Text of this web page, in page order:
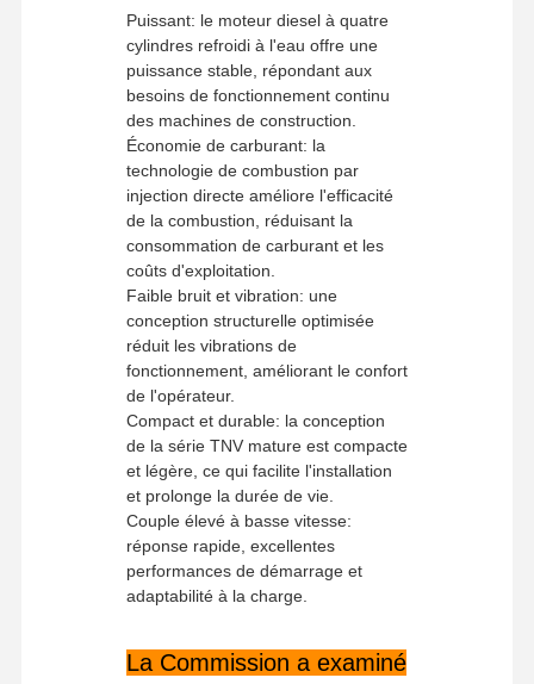
Accueil Produits
Le Spectacle
VR
À Propos De
Visite De
L'usine
Contrôle
Qualité
Contactez-
Nous
Nouvelles
Les Affaires
Perkins Engine
Moteur Kubota
Moteur Isuzu
Moteur Cummins
moteur diesel
Système de
combustion
Injection directe
Méthode de
prise
Aspiré naturellement
Quantité
minimale de
commande
1 pièce
Méthodes de
paiement
Western Union, T/T
Méthodes de
transport
UPS / DHL / EMS /
TNT / FedEx
Puissant: le moteur diesel à quatre
cylindres refroidi à l'eau offre une
puissance stable, répondant aux
besoins de fonctionnement continu
des machines de construction.
Économie de carburant: la
technologie de combustion par
injection directe améliore l'efficacité
de la combustion, réduisant la
consommation de carburant et les
coûts d'exploitation.
Faible bruit et vibration: une
conception structurelle optimisée
réduit les vibrations de
fonctionnement, améliorant le confort
de l'opérateur.
Compact et durable: la conception
de la série TNV mature est compacte
et légère, ce qui facilite l'installation
et prolonge la durée de vie.
Couple élevé à basse vitesse:
réponse rapide, excellentes
performances de démarrage et
adaptabilité à la charge.
La Commission a examiné